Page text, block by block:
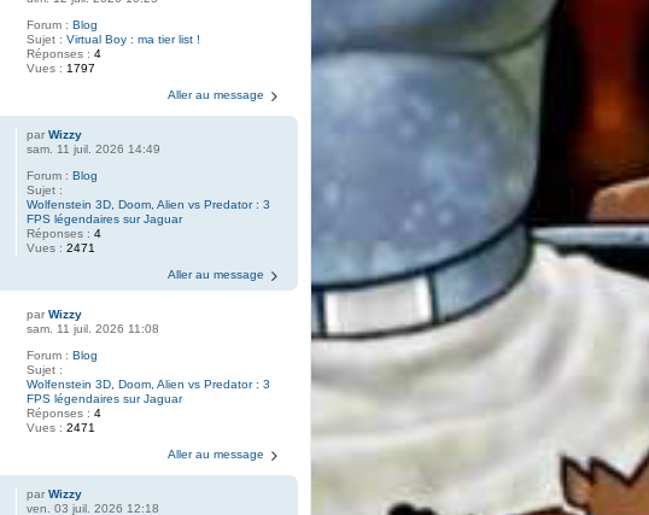
Forum :Blog
Sujet :Virtual Boy : ma tier list !
Réponses :4
Vues : 1797
Aller au message
parWizzy
sam. 11 juil. 2026 14:49
Forum :Blog
Sujet :
Wolfenstein 3D, Doom, Alien vs Predator : 3
FPS légendaires sur Jaguar
Réponses :4
Vues :2471
Aller au message
parWizzy
sam. 11 juil. 2026 11:08
Forum :Blog
Sujet :
Wolfenstein 3D, Doom, Alien vs Predator : 3
FPS légendaires sur Jaguar
Réponses :4
Vues :2471
Aller au message
parWizzy
ven. 03 juil. 2026 12:18